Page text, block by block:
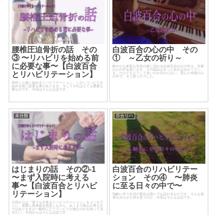
腰椎圧迫骨折の話 その
③ 〜リハビリを始める前
に必要な事〜【白波百合
とリハビリテーション】
骨折した後に始めるリハビリテーション。しかしリハビリを
始める前に必要な事があります。そしてそれはとても重要な
事なのです。今回はそんなお話です。
白波百合の心の中 その
① ～乙女の祈り～
軽やかな多彩な音色の様に流れる白波百合の心の中は、先輩
の心の中を想います。その悩みはきっと自分は分かってい
る。だけどもどうして良いのか分からない。澄んだ水面の心
の中で、そう思うのでした。
未分類
はじまりの話 その②-1
〜まず入院時に考える
事〜【白波百合とリハビ
リテーション】
今回からは『誰でも出来るリハビリテーション』をコンセプ
トに、実際に患者様を想定しながら、あくまで個人の考え方
ではありますが一般的にどうリハビリが進むのかを知って頂
きたい。今回からはそんなお話です。
百合リハ
白波百合のリハビリテー
ション その④ 〜肺炎
に至る日々の中で〜
加齢に伴う生活の変化は誰にでも訪れるものです。そんな患
者をみながら何を思うのか。今回はそんなお話です。